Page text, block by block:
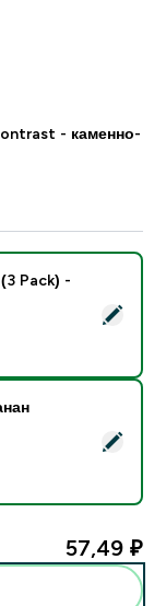
- каменно-
White - UK 9-11
Pack) -
57,49 ₽‎